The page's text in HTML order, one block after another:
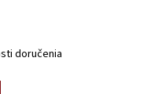
doručenia